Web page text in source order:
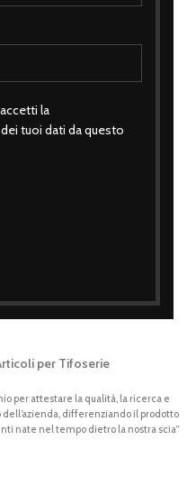
la
tuoi dati da questo
per Tifoserie
per attestare la qualità, la ricerca e
dell’azienda, differenziando il prodotto
nate nel tempo dietro la nostra scia”